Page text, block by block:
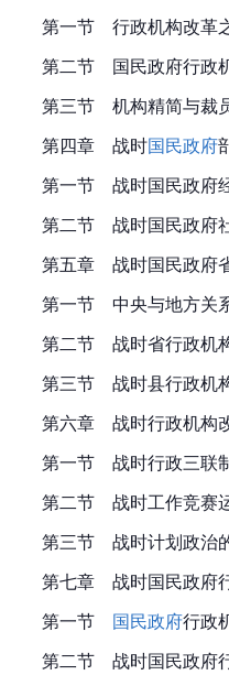
第一节　行政机构改革
第二节 国民政府行政
第三节　机构精简与裁
第四章　战时国民政府
第一节　战时国民政府
第二节　战时国民政府
第五章　战时国民政府
第一节　中央与地方关
第二节　战时省行政机
第三节　战时县行政机
第六章　战时行政机构
第一节　战时行政三联
第二节　战时工作竞赛
第三节　战时计划政治
第七章　战时国民政府
第一节
国民政府行政
第二节　战时国民政府